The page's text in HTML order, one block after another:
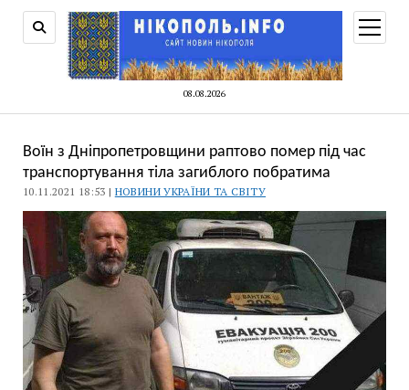
08.08.2026
меню
Воїн з Дніпропетровщини раптово помер під час
транспортування тіла загиблого побратима
10.11.2021 18:53 | НОВИНИ УКРАЇНИ ТА СВІТУ